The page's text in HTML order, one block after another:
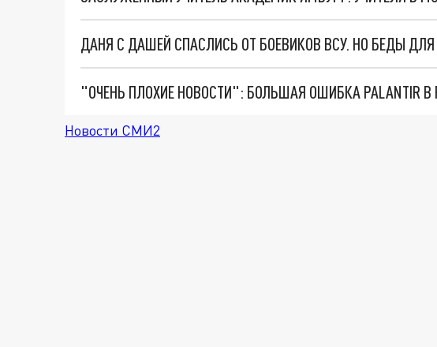
ДАНЯ С ДАШЕЙ СПАСЛИСЬ ОТ БОЕВИКОВ ВСУ. НО БЕДЫ
Новости СМИ2